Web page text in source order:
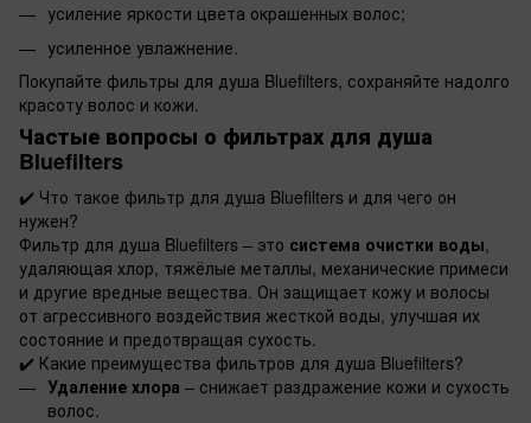
усиление яркости цвета окрашенных волос;
усиленное увлажнение.
Покупайте фильтры для душа Bluefilters, сохраняйте надолго
красоту волос и кожи.
Частые вопросы о фильтрах для душа
Bluefilters
✔️ Что такое фильтр для душа Bluefilters и для чего он
нужен?
Фильтр для душа Bluefilters – это система очистки воды,
удаляющая хлор, тяжёлые металлы, механические примеси
и другие вредные вещества. Он защищает кожу и волосы
от агрессивного воздействия жесткой воды, улучшая их
состояние и предотвращая сухость.
✔️ Какие преимущества фильтров для душа Bluefilters?
Удаление хлора – снижает раздражение кожи и сухость
волос.